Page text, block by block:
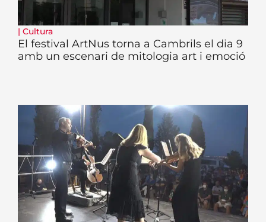
| Cultura
El festival ArtNus torna a Cambrils el dia 9
amb un escenari de mitologia art i emoció